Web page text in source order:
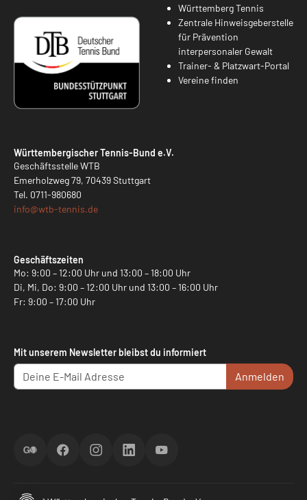
Württemberg Tennis
Zentrale Hinweisgeberstelle
für Prävention
interpersonaler Gewalt
Trainer- & Platzwart-Portal
Vereine finden
Württembergischer Tennis-Bund e.V.
Geschäftsstelle WTB
Emerholzweg 79, 70439 Stuttgart
Tel. 0711-980680
info@wtb-tennis.de
Geschäftszeiten
Mo: 9:00 – 12:00 Uhr und 13:00 – 18:00 Uhr
Di, Mi, Do: 9:00 – 12:00 Uhr und 13:00 – 16:00 Uhr
Fr: 9:00 – 17:00 Uhr
Mit unserem Newsletter bleibst du informiert
Anmelden
ScoreGOFacebookInstagramLinkedInYouTube